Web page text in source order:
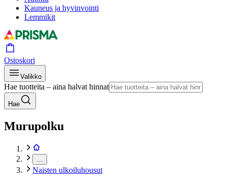
Kauneus ja hyvinvointi
Lemmikit
Ostoskori
Valikko
Hae tuotteita – aina halvat hinnat
Hae
Murupolku
Naisten ulkoiluhousut